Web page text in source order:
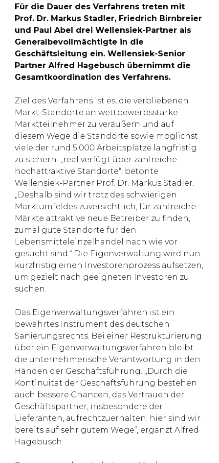
Für die Dauer des Verfahrens treten mit
Prof. Dr. Markus Stadler, Friedrich Birnbreier
und Paul Abel drei Wellensiek-Partner als
Generalbevollmächtigte in die
Geschäftsleitung ein. Wellensiek-Senior
Partner Alfred Hagebusch übernimmt die
Gesamtkoordination des Verfahrens.
Ziel des Verfahrens ist es, die verbliebenen
Markt-Standorte an wettbewerbsstarke
Marktteilnehmer zu veräußern und auf
diesem Wege die Standorte sowie möglichst
viele der rund 5.000 Arbeitsplätze langfristig
zu sichern. „real verfügt über zahlreiche
hochattraktive Standorte“, betonte
Wellensiek-Partner Prof. Dr. Markus Stadler.
„Deshalb sind wir trotz des schwierigen
Marktumfeldes zuversichtlich, für zahlreiche
Märkte attraktive neue Betreiber zu finden,
zumal gute Standorte für den
Lebensmitteleinzelhandel nach wie vor
gesucht sind.“ Die Eigenverwaltung wird nun
kurzfristig einen Investorenprozess aufsetzen,
um gezielt nach geeigneten Investoren zu
suchen.
Das Eigenverwaltungsverfahren ist ein
bewährtes Instrument des deutschen
Sanierungsrechts. Bei einer Restrukturierung
über ein Eigenverwaltungsverfahren bleibt
die unternehmerische Verantwortung in den
Händen der Geschäftsführung. „Durch die
Kontinuität der Geschäftsführung bestehen
auch bessere Chancen, das Vertrauen der
Geschäftspartner, insbesondere der
Lieferanten, aufrechtzuerhalten; hier sind wir
bereits auf sehr gutem Wege“, ergänzt Alfred
Hagebusch.